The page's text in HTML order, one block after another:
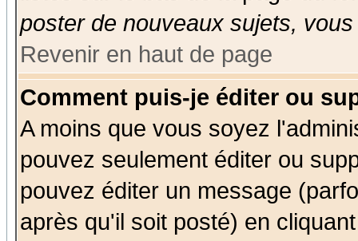
poster de nouveaux sujets,
Revenir en haut de page
Comment puis-je éditer ou
A moins que vous soyez
pouvez seulement éditer ou
pouvez éditer un message
après qu'il soit posté) en